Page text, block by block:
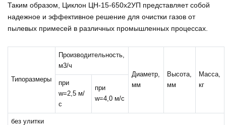
Таким образом, Циклон ЦН-15-650х2УП представляет собой
надежное и эффективное решение для очистки газов от
пылевых примесей в различных промышленных процессах.
Типоразмеры
Производительность,
м3/ч
Диаметр,
мм
Высота,
мм
Масса,
кг
при
w=2,5 м/
с
при
w=4,0 м/с
без улитки